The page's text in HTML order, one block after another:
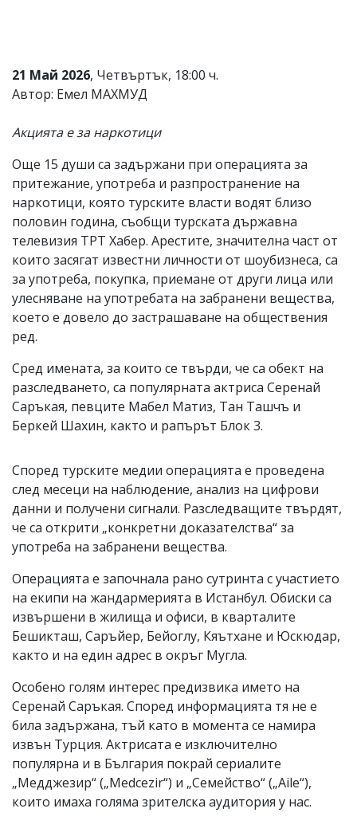
въвеждат
от
читателите
редакцията
носи
отговорност
за
тях!
Ако
обиден
за
вас
коментар,
моля
сигнализирайте
ни!
21 Май 2026, Четвъртък, 18:00 ч.
Автор: Емел МАХМУД
Акцията е за наркотици
Още 15 души са задържани при операцията за
притежание, употреба и разпространение на
наркотици, която турските власти водят близо
половин година, съобщи турската държавна
телевизия ТРТ Хабер. Арестите, значителна част от
които засягат известни личности от шоубизнеса, са
за употреба, покупка, приемане от други лица или
улесняване на употребата на забранени вещества,
което е довело до застрашаване на обществения
ред.
Сред имената, за които се твърди, че са обект на
разследването, са популярната актриса Серенай
Саръкая, певците Мабел Матиз, Тан Ташчъ и
Беркей Шахин, както и рапърът Блок 3.
Според турските медии операцията е проведена
след месеци на наблюдение, анализ на цифрови
данни и получени сигнали. Разследващите твърдят,
че са открити „конкретни доказателства“ за
употреба на забранени вещества.
Операцията е започнала рано сутринта с участието
на екипи на жандармерията в Истанбул. Обиски са
извършени в жилища и офиси, в кварталите
Бешикташ, Саръйер, Бейоглу, Кяътхане и Юскюдар,
както и на един адрес в окръг Мугла.
Особено голям интерес предизвика името на
Серенай Саръкая. Според информацията тя не е
била задържана, тъй като в момента се намира
извън Турция. Актрисата е изключително
популярна и в България покрай сериалите
„Медджезир“ („Medcezir“) и „Семейство“ („Aile“),
които имаха голяма зрителска аудитория у нас.